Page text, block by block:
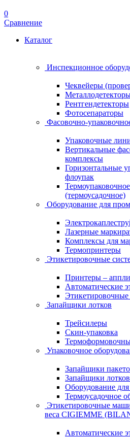
0
Сравнение
Каталог
Инспекционное
Чеквейеры
Рентгендетекторы
Фотосепараторы
Фасовочно-
Упаковочные
Вертикальные
комплексы
Горизонтальные
флоупак
(термоусадочное)
Оборудование для
Лазерные
Комплексы для
Термопринтеры
Этикетировочные
Принтеры –
Автоматические
Этикетировочные
Запайщики лотков
Трейсилеры
Скин-упаковка
Упаковочное
Запайщики
Запайщики
Оборудование
Термоусадочное
Этикетировочные
веса CIGIEMME
Автоматические